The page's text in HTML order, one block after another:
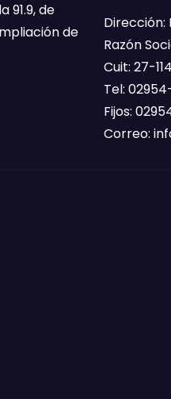
91.9, de
de
Dirección:
Razón
Cuit: 27-
Tel:
Fijos:
Correo: